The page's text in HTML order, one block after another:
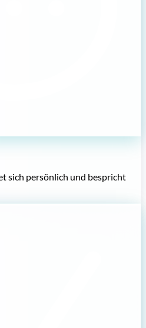
sich persönlich und bespricht